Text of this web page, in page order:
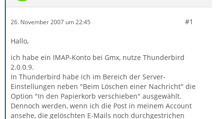
26. November 2007 um 22:45 #1
Hallo,
ich habe ein IMAP-Konto bei Gmx, nutze Thunderbird
2.0.0.9.
In Thunderbird habe ich im Bereich der Server-
Einstellungen neben "Beim Löschen einer Nachricht" die
Option "In den Papierkorb verschieben" ausgewählt.
Dennoch werden, wenn ich die Post in meinem Account
ansehe, die gelöschten E-Mails noch durchgestrichen